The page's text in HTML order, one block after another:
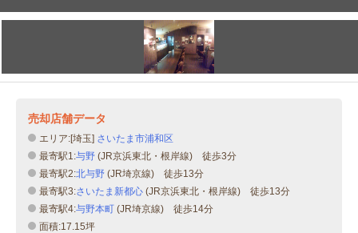
売却店舗データ
エリア:[埼玉] さいたま市浦和区
最寄駅1:与野 (JR京浜東北・根岸線) 徒歩3分
最寄駅2:北与野 (JR埼京線) 徒歩13分
最寄駅3:さいたま新都心 (JR京浜東北・根岸線) 徒歩13分
最寄駅4:与野本町 (JR埼京線) 徒歩14分
面積:17.15坪